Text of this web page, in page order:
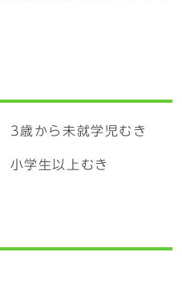
歳から未就学児むき
学生以上むき